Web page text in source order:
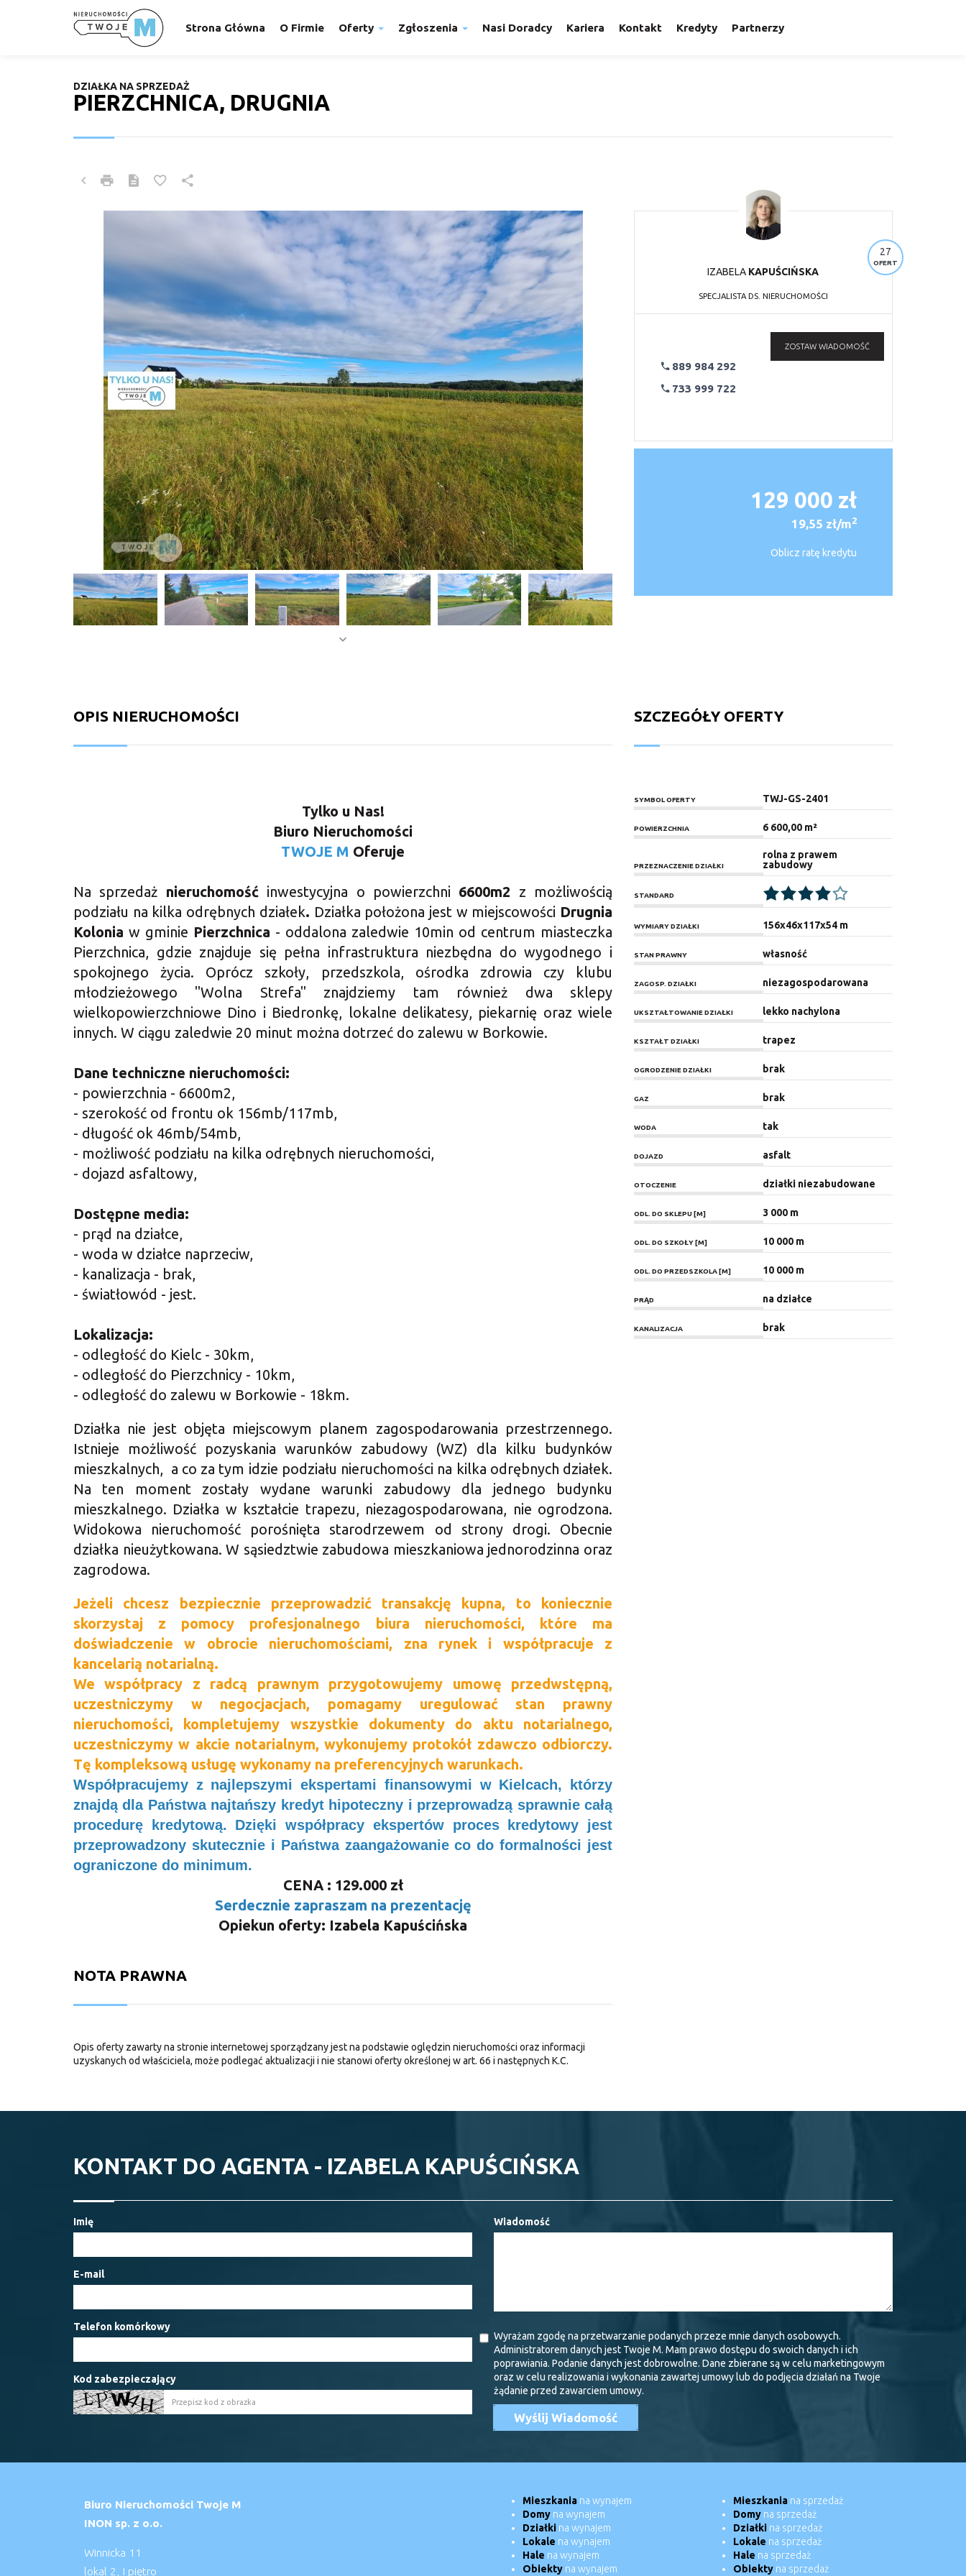
Strona Główna O Firmie Oferty Zgłoszenia Nasi Doradcy Kariera Kontakt Kredyty Partnerzy
PIERZCHNICA, DRUGNIA
DZIAŁKA NA SPRZEDAŻ
27
OFERT
IZABELA KAPUŚCIŃSKA
SPECJALISTA DS. NIERUCHOMOŚCI
889 984 292
733 999 722
ZOSTAW WIADOMOŚĆ
129 000 zł
19,55 zł/m2
Oblicz ratę kredytu
OPIS NIERUCHOMOŚCI
Tylko u Nas!
Biuro Nieruchomości
TWOJE M Oferuje
Na sprzedaż nieruchomośćinwestycyjna o powierzchni 6600m2 z możliwością
podziału na kilka odrębnych działek. Działka położona jest w miejscowości Drugnia
Kolonia w gminie Pierzchnica - oddalona zaledwie 10min od centrum miasteczka
Pierzchnica, gdzie znajduje się pełna infrastruktura niezbędna do wygodnego i
spokojnego życia. Oprócz szkoły, przedszkola, ośrodka zdrowia czy klubu
młodzieżowego "Wolna Strefa" znajdziemy tam również dwa sklepy
wielkopowierzchniowe Dino i Biedronkę, lokalne delikatesy, piekarnię oraz wiele
innych. W ciągu zaledwie 20 minut można dotrzeć do zalewu w Borkowie.
Dane techniczne nieruchomości:
- powierzchnia - 6600m2,
- szerokość od frontu ok 156mb/117mb,
- długość ok 46mb/54mb,
- możliwość podziału na kilka odrębnych nieruchomości,
- dojazd asfaltowy,
Dostępne media:
- prąd na działce,
- woda w działce naprzeciw,
- kanalizacja - brak,
- światłowód - jest.
Lokalizacja:
- odległość do Kielc - 30km,
- odległość do Pierzchnicy - 10km,
- odległość do zalewu w Borkowie - 18km.
Działka nie jest objęta miejscowym planem zagospodarowania przestrzennego.
Istnieje możliwość pozyskania warunków zabudowy (WZ) dla kilku budynków
mieszkalnych, a co za tym idzie podziału nieruchomości na kilka odrębnych działek.
Na ten moment zostały wydane warunki zabudowy dla jednego budynku
mieszkalnego. Działka w kształcie trapezu, niezagospodarowana, nie ogrodzona.
Widokowa nieruchomość porośnięta starodrzewem od strony drogi. Obecnie
działka nieużytkowana. W sąsiedztwie zabudowa mieszkaniowa jednorodzinna oraz
zagrodowa.
Jeżeli chcesz bezpiecznie przeprowadzić transakcję kupna, to koniecznie
skorzystaj z pomocy profesjonalnego biura nieruchomości, które ma
doświadczenie w obrocie nieruchomościami, zna rynek i współpracuje z
kancelarią notarialną.
We współpracy z radcą prawnym przygotowujemy umowę przedwstępną,
uczestniczymy w negocjacjach, pomagamy uregulować stan prawny
nieruchomości, kompletujemy wszystkie dokumenty do aktu notarialnego,
uczestniczymy w akcie notarialnym, wykonujemy protokół zdawczo odbiorczy.
Tę kompleksową usługę wykonamy na preferencyjnych warunkach.
Współpracujemy z najlepszymi ekspertami finansowymi w Kielcach, którzy
znajdą dla Państwa najtańszy kredyt hipoteczny i przeprowadzą sprawnie całą
procedurę kredytową. Dzięki współpracy ekspertów proces kredytowy jest
przeprowadzony skutecznie i Państwa zaangażowanie co do formalności jest
ograniczone do minimum.
CENA : 129.000 zł
Serdecznie zapraszam na prezentację
Opiekun oferty: Izabela Kapuścińska
NOTA PRAWNA
Opis oferty zawarty na stronie internetowej sporządzany jest na podstawie oględzin nieruchomości oraz informacji
uzyskanych od właściciela, może podlegać aktualizacji i nie stanowi oferty określonej w art. 66 i następnych K.C.
SZCZEGÓŁY OFERTY
SYMBOL OFERTY TWJ-GS-2401
POWIERZCHNIA 6 600,00 m²
PRZEZNACZENIE DZIAŁKI
rolna z prawem
zabudowy
STANDARD
WYMIARY DZIAŁKI 156x46x117x54 m
STAN PRAWNY własność
ZAGOSP. DZIAŁKI niezagospodarowana
UKSZTAŁTOWANIE DZIAŁKI lekko nachylona
KSZTAŁT DZIAŁKI trapez
OGRODZENIE DZIAŁKI brak
GAZ brak
WODA tak
DOJAZD asfalt
OTOCZENIE działki niezabudowane
ODL. DO SKLEPU [M] 3 000 m
ODL. DO SZKOŁY [M] 10 000 m
ODL. DO PRZEDSZKOLA [M] 10 000 m
PRĄD na działce
KANALIZACJA brak
KONTAKT DO AGENTA - IZABELA KAPUŚCIŃSKA
Imię
E-mail
Telefon komórkowy
Kod zabezpieczający
Wiadomość
Wyrażam zgodę na przetwarzanie podanych przeze mnie danych osobowych.
Administratorem danych jest Twoje M. Mam prawo dostępu do swoich danych i ich
poprawiania. Podanie danych jest dobrowolne. Dane zbierane są w celu marketingowym
oraz w celu realizowania i wykonania zawartej umowy lub do podjęcia działań na Twoje
żądanie przed zawarciem umowy.
Biuro Nieruchomości Twoje M
INON sp. z o.o.
Winnicka 11
lokal 2, I piętro
Mieszkania na wynajem
Domy na wynajem
Działki na wynajem
Lokale na wynajem
Hale na wynajem
Obiekty na wynajem
Mieszkaniana sprzedaż
Domyna sprzedaż
Działkina sprzedaż
Lokale na sprzedaż
Hale na sprzedaż
Obiektyna sprzedaż